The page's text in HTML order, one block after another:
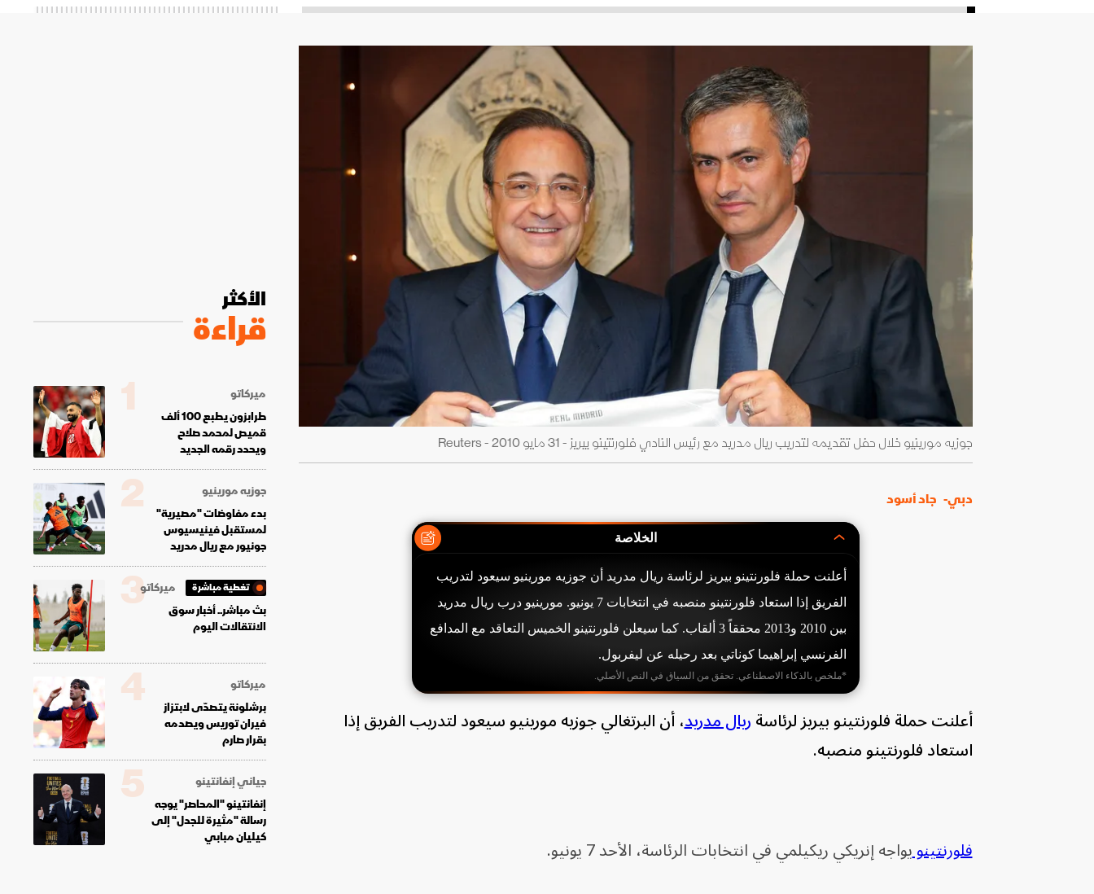
تصفيات أفريقيا لكأس العالم
الدوري الإنجليزي الممتاز
ليون
أمين غويري
جوزيه مورينيو خلال حفل تقديمه لتدريب ريال مدريد مع رئيس النادي فلورنتينو بيريز - 31 مايو 2010 - Reuters
دبي- جاد أسود
الخلاصة
أعلنت حملة فلورنتينو بيريز لرئاسة ريال مدريد أن جوزيه مورينيو سيعود لتدريب
الفريق إذا استعاد فلورنتينو منصبه في انتخابات 7 يونيو. مورينيو درب ريال مدريد
بين 2010 و2013 محققاً 3 ألقاب. كما سيعلن فلورنتينو الخميس التعاقد مع المدافع
الفرنسي إبراهيما كوناتي بعد رحيله عن ليفربول.
*ملخص بالذكاء الاصطناعي. تحقق من السياق في النص الأصلي.
أعلنت حملة فلورنتينو بيريز لرئاسةريال مدريد، أن البرتغالي جوزيه مورينيو سيعود لتدريب الفريق إذا
استعاد فلورنتينو منصبه.
فلورنتينويواجه إنريكي ريكيلمي في انتخابات الرئاسة، الأحد 7 يونيو.
الأكثر
قراءة
ميركاتو
طرابزون يطبع 100 ألف
قميص لمحمد صلاح
ويحدد رقمه الجديد
1
جوزيه مورينيو
بدء مفاوضات "مصيرية"
لمستقبل فينيسيوس
جونيور مع ريال مدريد
2
تغطية مباشرة
ميركاتو
بث مباشر.. أخبار سوق
الانتقالات اليوم
3
ميركاتو
برشلونة يتصدّى لابتزاز
فيران توريس ويصدمه
بقرار صارم
4
جياني إنفانتينو
إنفانتينو "المحاصر" يوجه
رسالة "مثيرة للجدل" إلى
كيليان مبابي
5